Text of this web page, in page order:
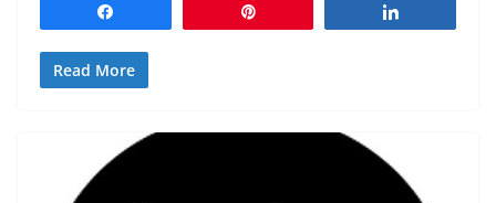
Read More